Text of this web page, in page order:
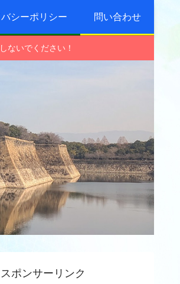
シーポリシー 問い合わせ
ないでください！
スポンサーリンク